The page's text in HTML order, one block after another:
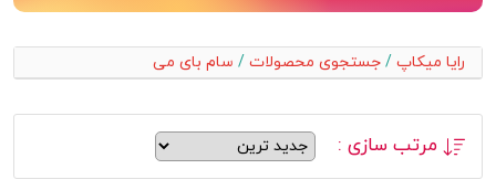
رایا میکاپ / جستجوی محصولات / سام بای می
مرتب سازی :